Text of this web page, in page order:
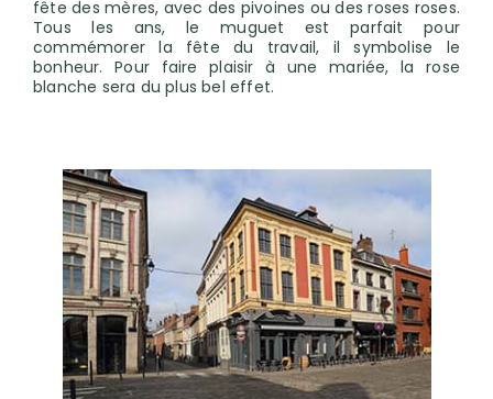
fête des mères, avec des pivoines ou des roses roses.
Tous les ans, le muguet est parfait pour
commémorer la fête du travail, il symbolise le
bonheur. Pour faire plaisir à une mariée, la rose
blanche sera du plus bel effet.